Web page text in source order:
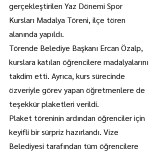
gerçekleştirilen Yaz Dönemi Spor
Kursları Madalya Töreni, ilçe tören
alanında yapıldı.
Törende Belediye Başkanı Ercan Özalp,
kurslara katılan öğrencilere madalyalarını
takdim etti. Ayrıca, kurs sürecinde
özveriyle görev yapan öğretmenlere de
teşekkür plaketleri verildi.
Plaket töreninin ardından öğrenciler için
keyifli bir sürpriz hazırlandı. Vize
Belediyesi tarafından tüm öğrencilere